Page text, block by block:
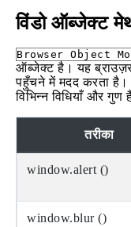
विंडो ऑब्जेक्ट
Browser Object
ऑब्जेक्ट है। यह
पहुँचने में मदद करता
विभिन्न विधियाँ और गुण
तरीका
window.alert ()
window.blur ()